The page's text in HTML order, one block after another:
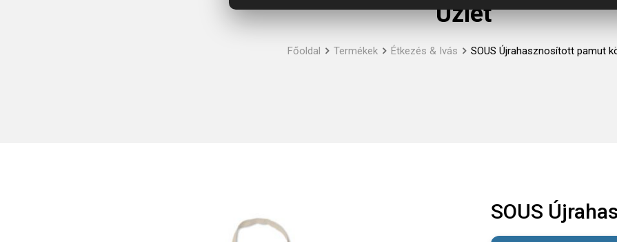
Üzlet
Főoldal Termékek Étkezés & Ivás SOUS Újrahasznosított pamut
SOUS